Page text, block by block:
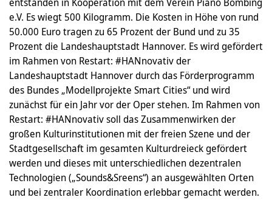
e.V. Es wiegt 500 Kilogramm. Die Kosten in Höhe von rund
50.000 Euro tragen zu 65 Prozent der Bund und zu 35
Prozent die Landeshauptstadt Hannover. Es wird gefördert
im Rahmen von Restart: #HANnovativ der
Landeshauptstadt Hannover durch das Förderprogramm
des Bundes „Modellprojekte Smart Cities“ und wird
zunächst für ein Jahr vor der Oper stehen. Im Rahmen von
Restart: #HANnovativ soll das Zusammenwirken der
großen Kulturinstitutionen mit der freien Szene und der
Stadtgesellschaft im gesamten Kulturdreieck gefördert
werden und dieses mit unterschiedlichen dezentralen
Technologien („Sounds&Sreens“) an ausgewählten Orten
und bei zentraler Koordination erlebbar gemacht werden.